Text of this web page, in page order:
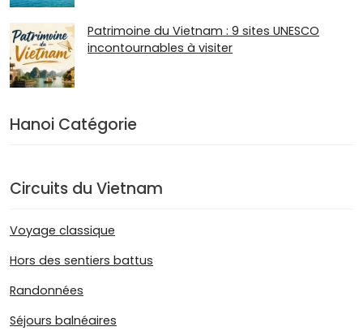
Patrimoine du Vietnam : 9 sites UNESCO
incontournables à visiter
Hanoi Catégorie
Circuits du Vietnam
Voyage classique
Hors des sentiers battus
Randonnées
Séjours balnéaires